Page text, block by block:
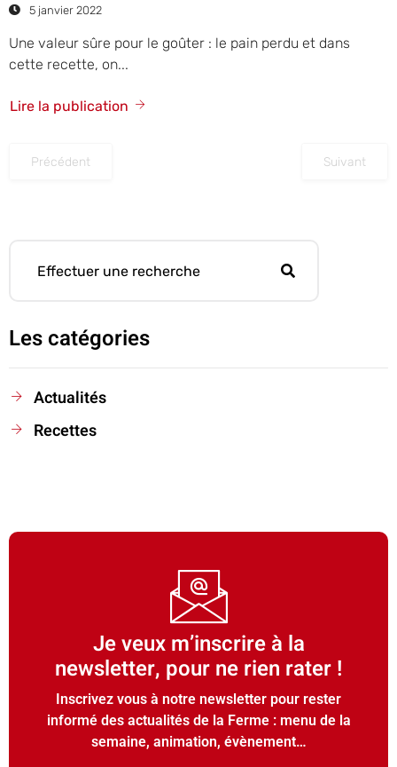
5 janvier 2022
Une valeur sûre pour le goûter : le pain perdu et dans
cette recette, on...
Lire la publication
Précédent Suivant
Les catégories
Actualités
Recettes
Je veux m’inscrire à la
newsletter, pour ne rien rater !
Inscrivez vous à notre newsletter pour rester
informé des actualités de la Ferme : menu de la
semaine, animation, évènement…